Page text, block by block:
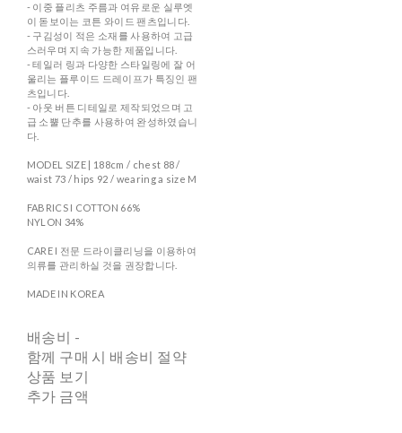
- 이중 플리츠 주름과 여유로운 실루엣
이 돋보이는 코튼 와이드 팬츠입니다.
- 구김성이 적은 소재를 사용하여 고급
스러우며 지속 가능한 제품입니다.
- 테일러 링과 다양한 스타일링에 잘 어
울리는 플루이드 드레이프가 특징인 팬
츠입니다.
- 아웃 버튼 디테일로 제작되었으며 고
급 소뿔 단추를 사용하여 완성하였습니
다.
MODEL SIZE | 188cm / chest 88 /
waist 73 / hips 92 / wearing a size M
FABRICS I COTTON 66%
NYLON 34%
CARE I 전문 드라이클리닝을 이용하여
의류를 관리하실 것을 권장합니다.
MADE IN KOREA
배송비 -
함께 구매 시 배송비 절약
상품 보기
추가 금액